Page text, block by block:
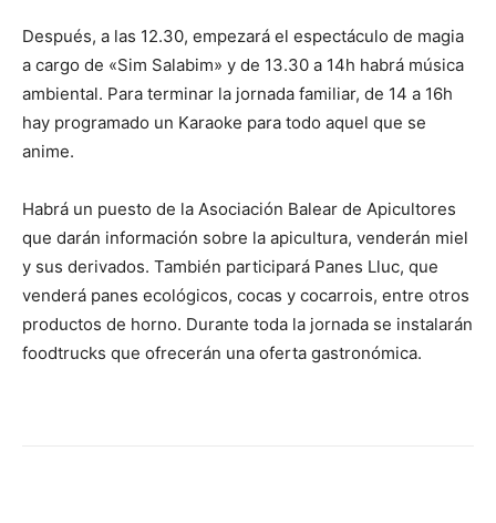
Después, a las 12.30, empezará el espectáculo de magia
a cargo de «Sim Salabim» y de 13.30 a 14h habrá música
ambiental. Para terminar la jornada familiar, de 14 a 16h
hay programado un Karaoke para todo aquel que se
anime.
Habrá un puesto de la Asociación Balear de Apicultores
que darán información sobre la apicultura, venderán miel
y sus derivados. También participará Panes Lluc, que
venderá panes ecológicos, cocas y cocarrois, entre otros
productos de horno. Durante toda la jornada se instalarán
foodtrucks que ofrecerán una oferta gastronómica.